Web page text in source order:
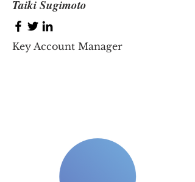
Taiki Sugimoto
Key Account Manager